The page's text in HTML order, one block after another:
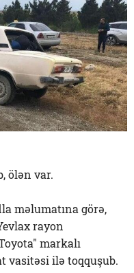
ölən var.
məlumatına görə,
rayon
markalı
vasitəsi ilə toqquşub.